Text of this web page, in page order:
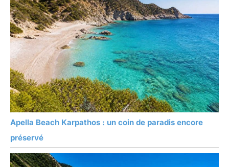
Apella Beach Karpathos : un coin de paradis encore
préservé